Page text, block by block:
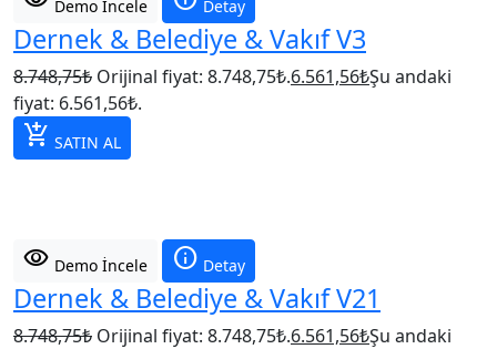
Demo İncele Detay
Dernek & Belediye & Vakıf V3
8.748,75₺ Orijinal fiyat: 8.748,75₺.6.561,56₺Şu andaki
fiyat: 6.561,56₺.
add_shopping_cart SATIN AL
visibility Demo İncele info Detay
Dernek & Belediye & Vakıf V21
8.748,75₺ Orijinal fiyat: 8.748,75₺.6.561,56₺Şu andaki